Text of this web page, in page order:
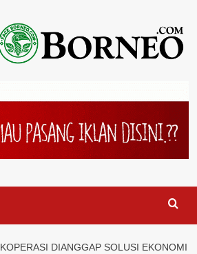
KOPERASI DIANGGAP SOLUSI EKONOMI